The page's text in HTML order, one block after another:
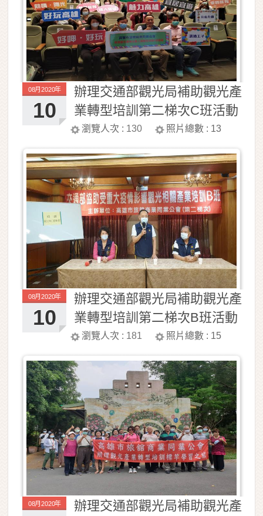
辦理交通部觀光局補助觀光產
業轉型培訓第二梯次C班活動
照片
瀏覽人次 : 130 照片總數 : 13
08月2020年
10
辦理交通部觀光局補助觀光產
業轉型培訓第二梯次B班活動
照片
瀏覽人次 : 181 照片總數 : 15
08月2020年
10
辦理交通部觀光局補助觀光產
08月2020年